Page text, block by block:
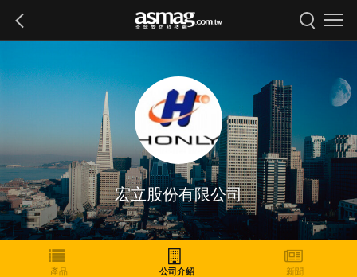
宏立股份有限公司
產品 公司介紹 新聞